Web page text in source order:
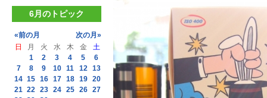
6月のトピック
«前の月
次の月»
日
月 火 水 木 金
土
1
2 3 4 5
6
7
8 9 10 11 12 13
14 15 16 17 18 19 20
21 22 23 24 25 26 27